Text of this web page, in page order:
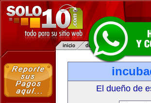
El dueño de